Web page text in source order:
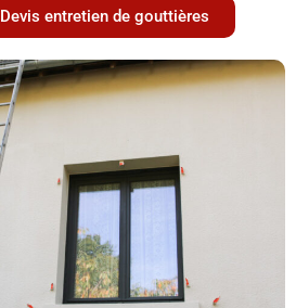
Devis entretien de gouttières